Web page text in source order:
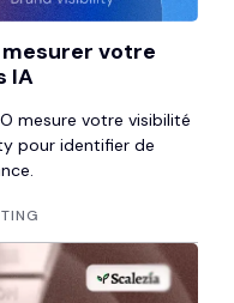
mesurer votre
IA
mesure votre visibilité
pour identifier de